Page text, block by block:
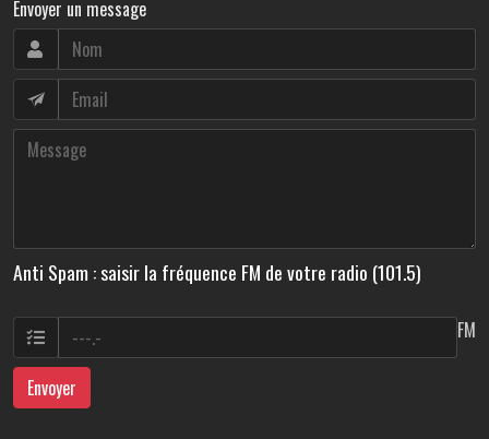
Envoyer un message
Anti Spam : saisir la fréquence FM de votre radio (101.5)
FM
Envoyer